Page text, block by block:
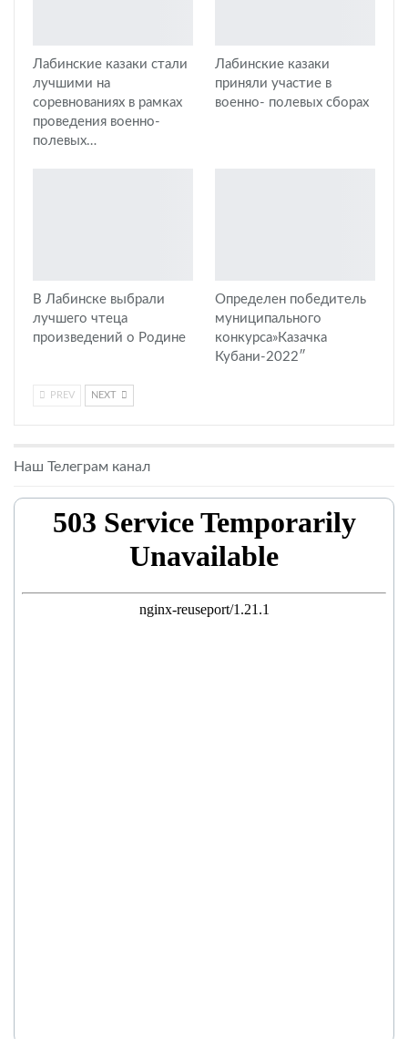
Лабинские казаки стали
лучшими на
соревнованиях в рамках
проведения военно-
полевых…
Лабинские казаки
приняли участие в
военно- полевых сборах
В Лабинске выбрали
лучшего чтеца
произведений о Родине
Определен победитель
муниципального
конкурса»Казачка
Кубани-2022″
PREV NEXT
Наш Телеграм канал